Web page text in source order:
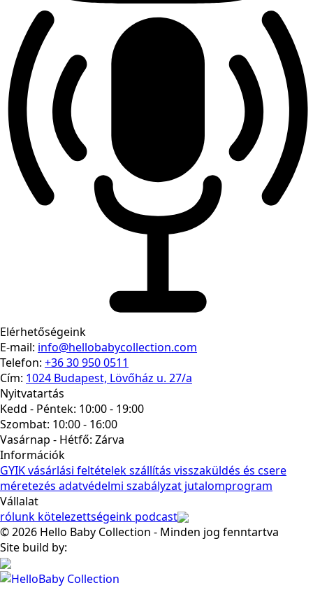
Elérhetőségeink
E-mail: info@hellobabycollection.com
Telefon: +36 30 950 0511
Cím: 1024 Budapest, Lövőház u. 27/a
Nyitvatartás
Kedd - Péntek: 10:00 - 19:00
Szombat: 10:00 - 16:00
Vasárnap - Hétfő: Zárva
Információk
GYIKvásárlási feltételekszállítás visszaküldés és csere
méretezés adatvédelmi szabályzat jutalomprogram
Vállalat
rólunk kötelezettségeink podcast
© 2026 Hello Baby Collection - Minden jog fenntartva
Site build by: